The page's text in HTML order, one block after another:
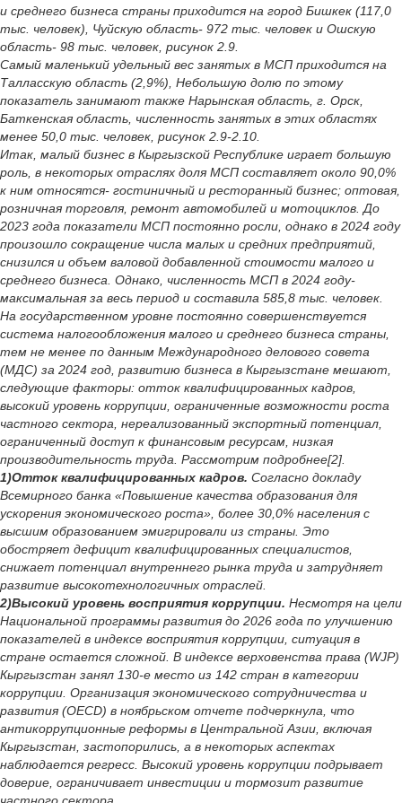
и среднего бизнеса страны приходится на город Бишкек (117,0
тыс. человек), Чуйскую область- 972 тыс. человек и Ошскую
область- 98 тыс. человек, рисунок 2.9.
Самый маленький удельный вес занятых в МСП приходится на
Талласскую область (2,9%), Небольшую долю по этому
показатель занимают также Нарынская область, г. Орск,
Баткенская область, численность занятых в этих областях
менее 50,0 тыс. человек, рисунок 2.9-2.10.
Итак, малый бизнес в Кыргызской Республике играет большую
роль, в некоторых отраслях доля МСП составляет около 90,0%
к ним относятся- гостиничный и ресторанный бизнес; оптовая,
розничная торговля, ремонт автомобилей и мотоциклов. До
2023 года показатели МСП постоянно росли, однако в 2024 году
произошло сокращение числа малых и средних предприятий,
снизился и объем валовой добавленной стоимости малого и
среднего бизнеса. Однако, численность МСП в 2024 году-
максимальная за весь период и составила 585,8 тыс. человек.
На государственном уровне постоянно совершенствуется
система налогообложения малого и среднего бизнеса страны,
тем не менее по данным Международного делового совета
(МДС) за 2024 год, развитию бизнеса в Кыргызстане мешают,
следующие факторы: отток квалифицированных кадров,
высокий уровень коррупции, ограниченные возможности роста
частного сектора, нереализованный экспортный потенциал,
ограниченный доступ к финансовым ресурсам, низкая
производительность труда. Рассмотрим подробнее[2].
1)Отток квалифицированных кадров. Согласно докладу
Всемирного банка «Повышение качества образования для
ускорения экономического роста», более 30,0% населения с
высшим образованием эмигрировали из страны. Это
обостряет дефицит квалифицированных специалистов,
снижает потенциал внутреннего рынка труда и затрудняет
развитие высокотехнологичных отраслей.
2)Высокий уровень восприятия коррупции. Несмотря на цели
Национальной программы развития до 2026 года по улучшению
показателей в индексе восприятия коррупции, ситуация в
стране остается сложной. В индексе верховенства права (WJP)
Кыргызстан занял 130-е место из 142 стран в категории
коррупции. Организация экономического сотрудничества и
развития (OECD) в ноябрьском отчете подчеркнула, что
антикоррупционные реформы в Центральной Азии, включая
Кыргызстан, застопорились, а в некоторых аспектах
наблюдается регресс. Высокий уровень коррупции подрывает
доверие, ограничивает инвестиции и тормозит развитие